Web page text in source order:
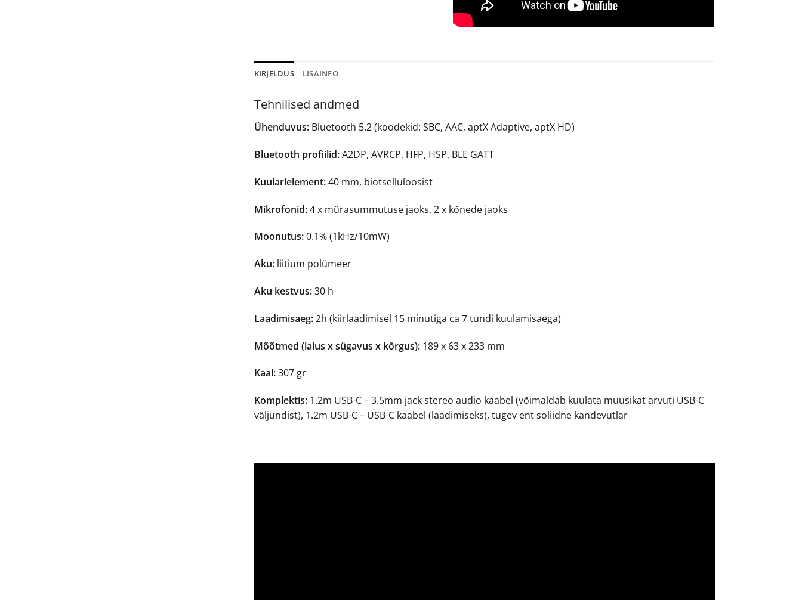
KIRJELDUS LISAINFO
Tehnilised andmed
Ühenduvus:Bluetooth 5.2 (koodekid: SBC, AAC, aptX Adaptive, aptX HD)
Bluetooth profiilid:A2DP, AVRCP, HFP, HSP, BLE GATT
Kuularielement:40 mm, biotselluloosist
Mikrofonid:4 x mürasummutuse jaoks, 2 x kõnede jaoks
Moonutus:0.1% (1kHz/10mW)
Aku:liitium polümeer
Aku kestvus:30 h
Laadimisaeg:2h (kiirlaadimisel 15 minutiga ca 7 tundi kuulamisaega)
Mõõtmed (laius x sügavus x kõrgus):189 x 63 x 233 mm
Kaal:307 gr
Komplektis:1.2m USB-C – 3.5mm jack stereo audio kaabel (võimaldab kuulata muusikat arvuti USB-C
väljundist), 1.2m USB-C – USB-C kaabel (laadimiseks), tugev ent soliidne kandevutlar